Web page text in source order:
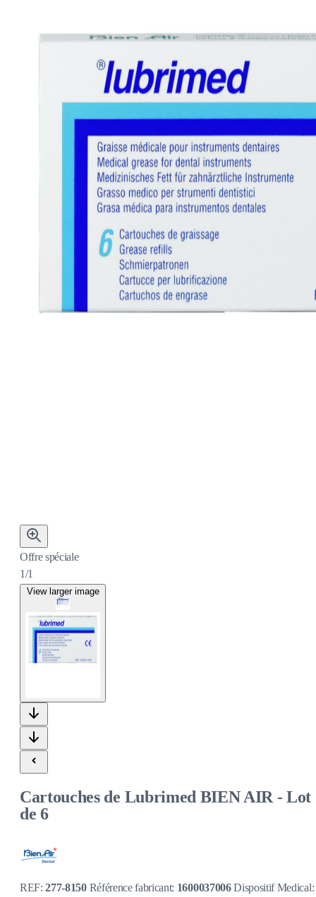
Offre spéciale
1/1
View larger image
Cartouches de Lubrimed BIEN AIR - Lot
de 6
REF:277-8150 Référence fabricant: 1600037006Dispositif Medical: